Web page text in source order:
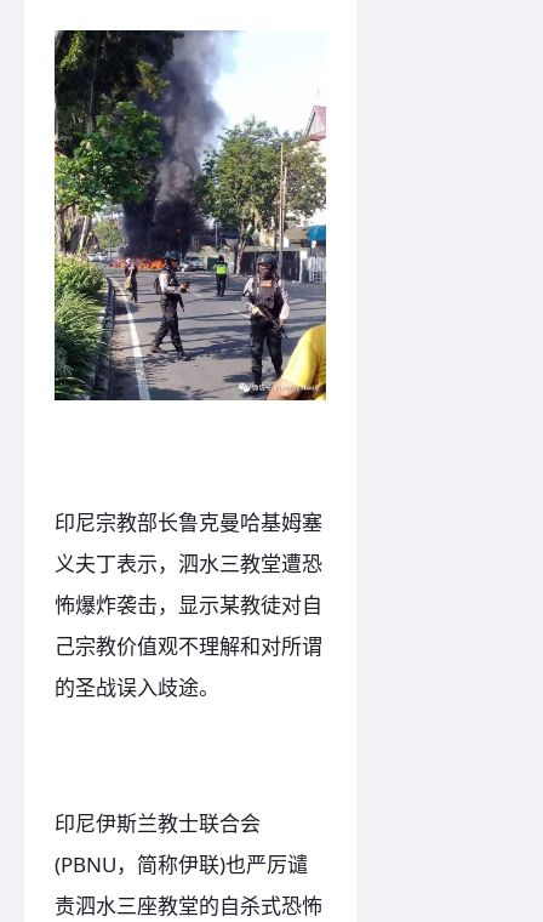
印尼宗教部长鲁克曼哈基姆塞
义夫丁表示，泗水三教堂遭恐
怖爆炸袭击，显示某教徒对自
己宗教价值观不理解和对所谓
的圣战误入歧途。
印尼伊斯兰教士联合会
(PBNU，简称伊联)也严厉谴
责泗水三座教堂的自杀式恐怖